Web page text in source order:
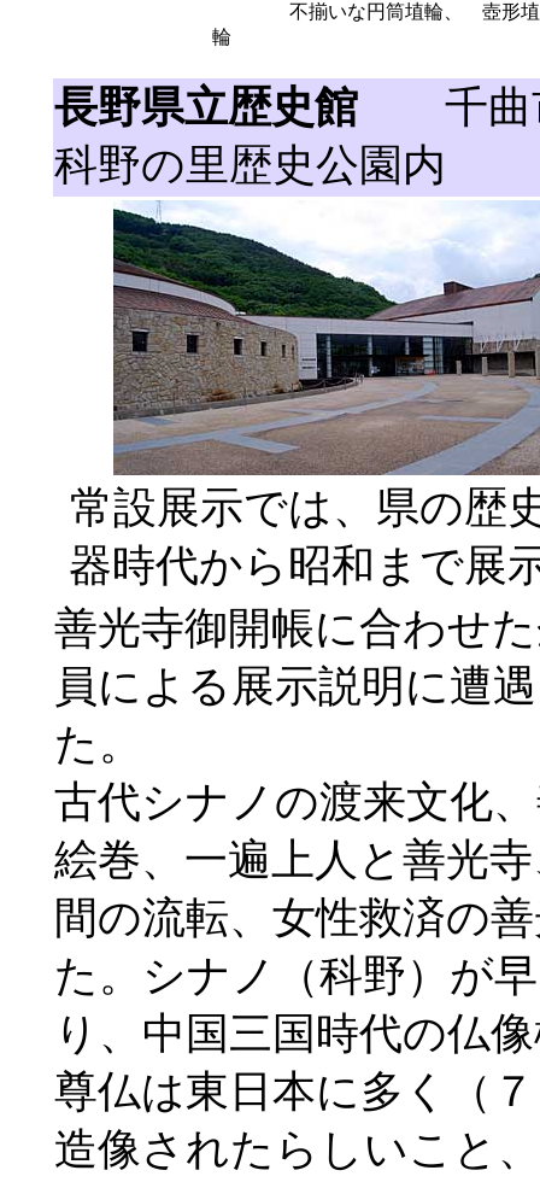
不揃いな円筒埴輪、 壺形埴
輪
長野県立歴史館 千曲
科野の里歴史公園内
常設展示では、県の歴
器時代から昭和まで展
善光寺御開帳に合わせ
員による展示説明に遭
た。
古代シナノの渡来文化
絵巻、一遍上人と善光
間の流転、女性救済の
た。シナノ（科野）が
り、中国三国時代の仏
尊仏は東日本に多く（
造像されたらしいこと